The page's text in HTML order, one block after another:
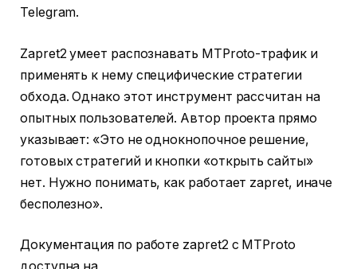
Telegram.
Zapret2 умеет распознавать MTProto-трафик и
применять к нему специфические стратегии
обхода. Однако этот инструмент рассчитан на
опытных пользователей. Автор проекта прямо
указывает: «Это не однокнопочное решение,
готовых стратегий и кнопки «открыть сайты»
нет. Нужно понимать, как работает zapret, иначе
бесполезно».
Документация по работе zapret2 с MTProto